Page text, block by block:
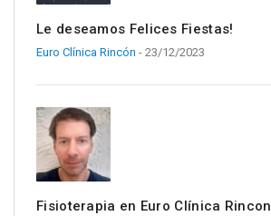
Le deseamos Felices Fiestas!
Euro Clínica Rincón - 23/12/2023
Fisioterapia en Euro Clínica Rincon